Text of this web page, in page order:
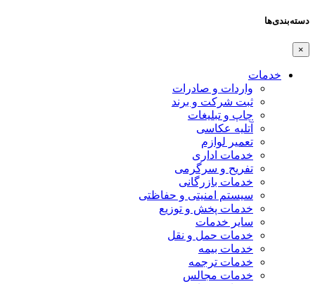
دسته‌بندی‌ها
×
خدمات
واردات و صادرات
ثبت شرکت و برند
چاپ و تبلیغات
آتلیه عکاسی
تعمیر لوازم
خدمات اداری
تفریح و سرگرمی
خدمات بازرگانی
سیستم امنیتی و حفاظتی
خدمات پخش و توزیع
سایر خدمات
خدمات حمل و نقل
خدمات بیمه
خدمات ترجمه
خدمات مجالس